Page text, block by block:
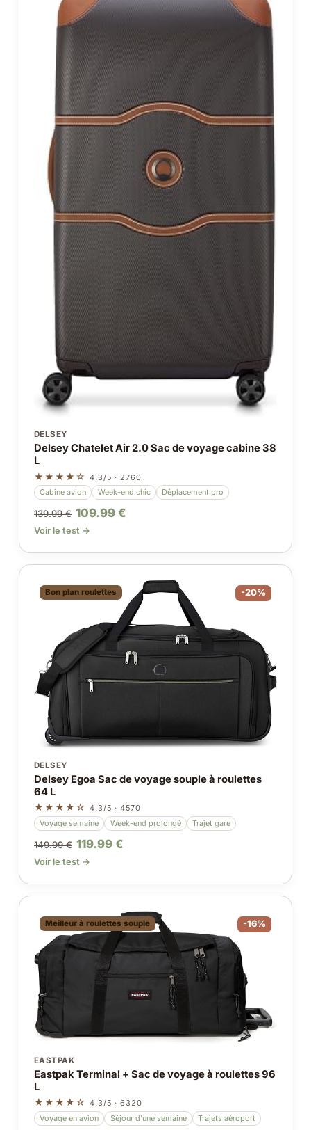
DELSEY
Delsey Chatelet Air 2.0 Sac de voyage cabine 38
L
★★★★☆ 4.3/5 · 2760
Cabine avion
Week-end chic Déplacement pro
139.99 € 109.99 €
Voir le test →
Bon plan roulettes -20%
DELSEY
Delsey Egoa Sac de voyage souple à roulettes
64 L
★★★★☆ 4.3/5 · 4570
Voyage semaine
Week-end prolongé Trajet gare
149.99 € 119.99 €
Voir le test →
Meilleur à roulettes souple -16%
EASTPAK
Eastpak Terminal + Sac de voyage à roulettes 96
L
★★★★☆ 4.3/5 · 6320
Voyage en avion
Séjour d'une semaine Trajets aéroport